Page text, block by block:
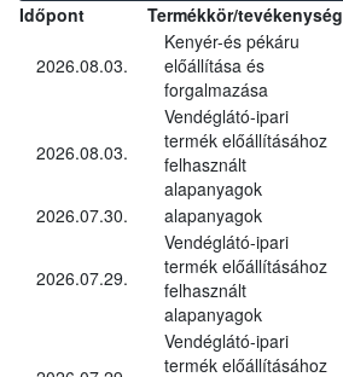
Időpont Termékkör/tevékenység
2026.08.03.
Kenyér-és pékáru
előállítása és
forgalmazása
2026.08.03.
Vendéglátó-ipari
termék előállításához
felhasznált
alapanyagok
2026.07.30.
alapanyagok
2026.07.29.
Vendéglátó-ipari
termék előállításához
felhasznált
alapanyagok
Vendéglátó-ipari
termék előállításához